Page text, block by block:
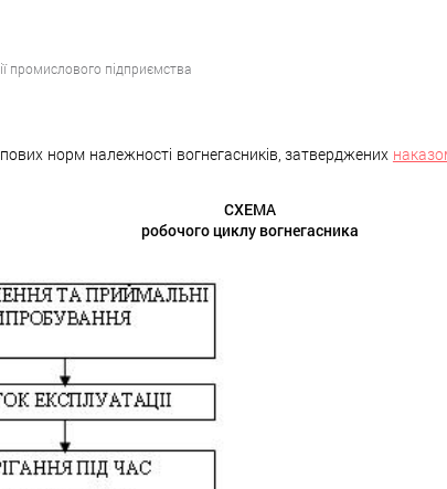
промислового підприємства
норм належності вогнегасників, затверджених
СХЕМА
робочого циклу вогнегасника